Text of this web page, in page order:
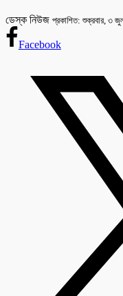
ডেস্ক নিউজ প্রকাশিত: শুক্রবার, ৩
Facebook